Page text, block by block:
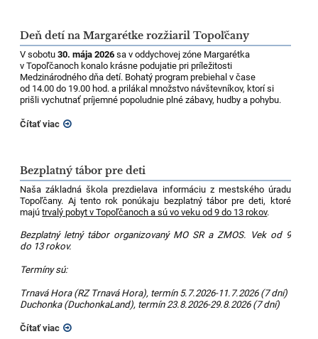
Deň detí na Margarétke rozžiaril Topoľčany
V sobotu30. mája 2026 sa v oddychovej zóne Margarétka
v Topoľčanoch konalo krásne podujatie pri príležitosti
Medzinárodného dňa detí. Bohatý program prebiehal v čase
od 14.00 do 19.00 hod. a prilákal množstvo návštevníkov, ktorí si
prišli vychutnať príjemné popoludnie plné zábavy, hudby a pohybu.
Čítať viac
Bezplatný tábor pre deti
Naša základná škola prezdielava informáciu z mestského úradu
Topoľčany. Aj tento rok ponúkaju bezplatný tábor pre deti, ktoré
majútrvalý pobyt v Topoľčanoch a sú vo veku od 9 do 13 rokov.
Bezplatný letný tábor organizovaný MO SR a ZMOS. Vek od 9
do 13 rokov.
Termíny sú:
Trnavá Hora (RZ Trnavá Hora), termín 5.7.2026-11.7.2026 (7 dní)
Duchonka (DuchonkaLand), termín 23.8.2026-29.8.2026 (7 dní)
Čítať viac